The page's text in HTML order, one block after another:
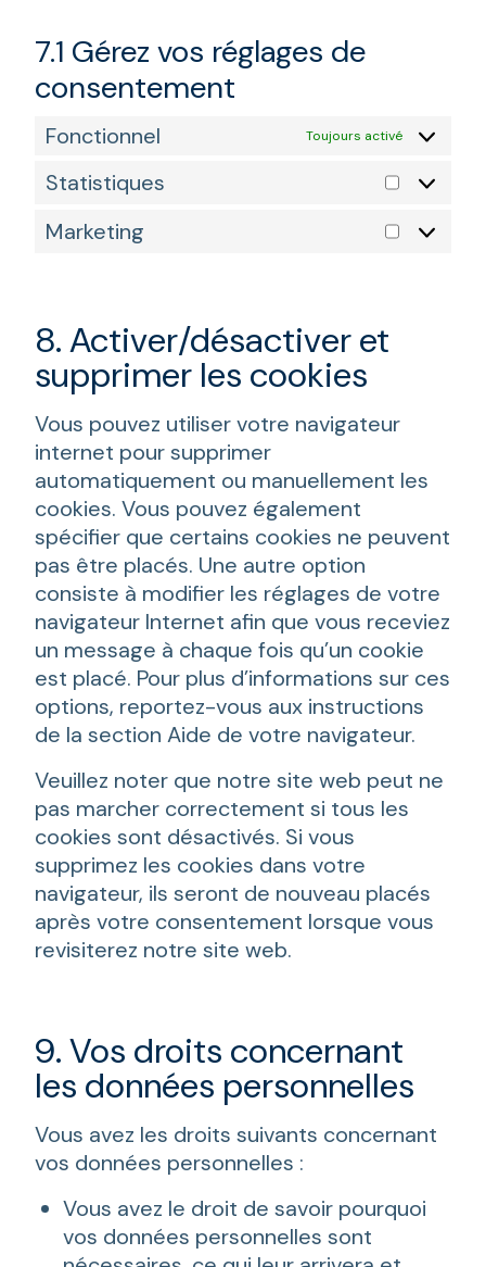
7.1 Gérez vos réglages de
consentement
Fonctionnel Toujours activé
Statistiques
Marketing
8. Activer/désactiver et
supprimer les cookies
Vous pouvez utiliser votre navigateur
internet pour supprimer
automatiquement ou manuellement les
cookies. Vous pouvez également
spécifier que certains cookies ne peuvent
pas être placés. Une autre option
consiste à modifier les réglages de votre
navigateur Internet afin que vous receviez
un message à chaque fois qu’un cookie
est placé. Pour plus d’informations sur ces
options, reportez-vous aux instructions
de la section Aide de votre navigateur.
Veuillez noter que notre site web peut ne
pas marcher correctement si tous les
cookies sont désactivés. Si vous
supprimez les cookies dans votre
navigateur, ils seront de nouveau placés
après votre consentement lorsque vous
revisiterez notre site web.
9. Vos droits concernant
les données personnelles
Vous avez les droits suivants concernant
vos données personnelles :
Vous avez le droit de savoir pourquoi
vos données personnelles sont